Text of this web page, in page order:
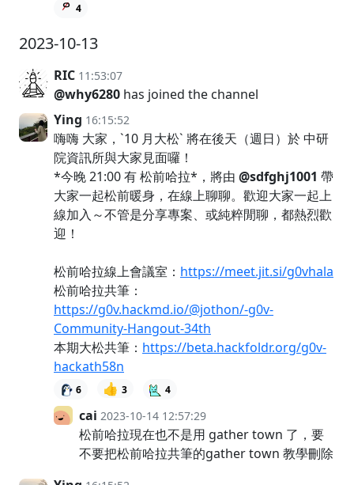
4
2023-10-13
RIC 11:53:07
@why6280 has joined the channel
Ying 16:15:52
嗨嗨 大家，`10 月大松` 將在後天（週日）於 中研
院資訊所與大家見面囉！
*今晚 21:00 有 松前哈拉*，將由 @sdfghj1001 帶
大家一起松前暖身，在線上聊聊。歡迎大家一起上
線加入～不管是分享專案、或純粹閒聊，都熱烈歡
迎！
松前哈拉線上會議室： https://meet.jit.si/g0vhala
松前哈拉共筆：
https://g0v.hackmd.io/@jothon/-g0v-
Community-Hangout-34th
本期大松共筆： https://beta.hackfoldr.org/g0v-
hackath58n
6 👍 3 4
cai 2023-10-14 12:57:29
松前哈拉現在也不是用 gather town 了，要
不要把松前哈拉共筆的gather town 教學刪除